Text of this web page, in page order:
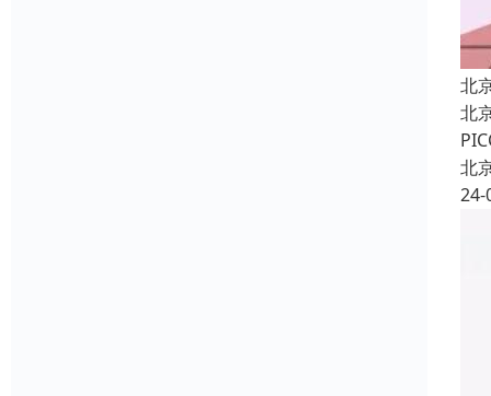
北
北
北
24-